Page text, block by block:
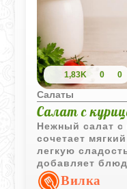
1,83K 0 0
Салаты
Салат с
Нежный салат с
сочетает
легкую
добавляет
делает вкус
Вилка